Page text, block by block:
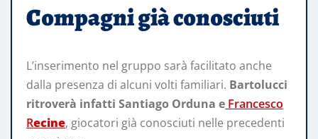
Compagni già conosciuti
L’inserimento nel gruppo sarà facilitato anche
dalla presenza di alcuni volti familiari. Bartolucci
ritroverà infatti Santiago Orduna e Francesco
Recine, giocatori già conosciuti nelle precedenti